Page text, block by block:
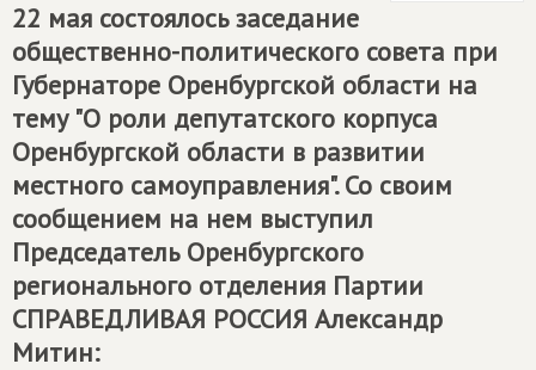
22 мая состоялось заседание
общественно-политического совета при
Губернаторе Оренбургской области на
тему "О роли депутатского корпуса
Оренбургской области в развитии
местного самоуправления". Со своим
сообщением на нем выступил
Председатель Оренбургского
регионального отделения Партии
СПРАВЕДЛИВАЯ РОССИЯ Александр
Митин: